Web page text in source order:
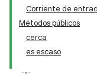
Corriente de
Métodos públicos
cerca
es escaso